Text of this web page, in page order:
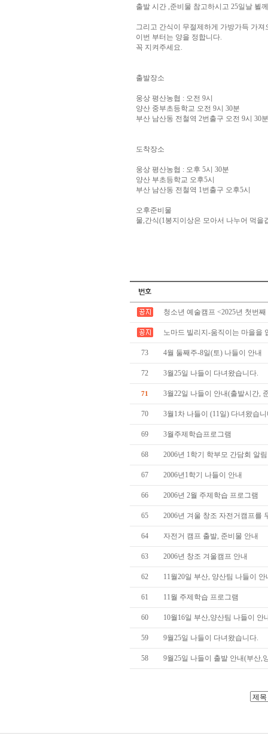
출발 시간 ,준비물 참고하시고 25일날 뵐
그리고 간식이 무절제하게 가방가득 가
이번 부터는 양을 정합니다.
꼭 지켜주세요.
출발장소
웅상 평산농협 : 오전 9시
양산 중부초등학교 오전 9시 30분
부산 남산동 전철역 2번출구 오전 9시 30분
도착장소
웅상 평산농협 : 오후 5시 30분
양산 부초등학교 오후5시
부산 남산동 전철역 1번출구 오후5시
오후준비물
물,간식(1봉지이상은 모아서 나누어 먹
청소년 예술캠프 <2025년 첫번
노마드 빌리지-움직이는 마을을
73 4월 둘째주-8일(토) 나들이 안내
72 3월25일 나들이 다녀왔습니다.
71 3월22일 나들이 안내(출발시간,
70 3월1차 나들이 (11일) 다녀왔습
69 3월주제학습프로그램
68 2006년 1학기 학부모 간담회 알림
67 2006년1학기 나들이 안내
66 2006년 2월 주제학습 프로그램
65 2006년 겨울 창조 자전거캠프를
64 자전거 캠프 출발, 준비물 안내
63 2006년 창조 겨울캠프 안내
62 11월20일 부산, 양산팀 나들이 안
61 11월 주제학습 프로그램
60 10월16일 부산,양산팀 나들이 안
59 9월25일 나들이 다녀왔습니다.
58 9월25일 나들이 출발 안내(부산,